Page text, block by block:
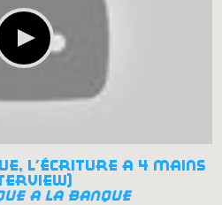
l'écriture à 4 mains
à la banque